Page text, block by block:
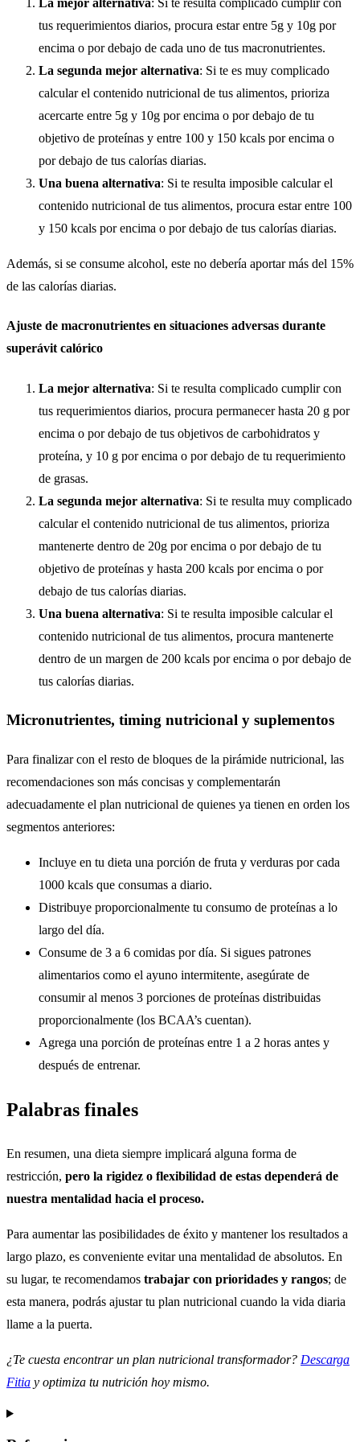
La mejor alternativa: Si te resulta complicado cumplir con
tus requerimientos diarios, procura estar entre 5g y 10g por
encima o por debajo de cada uno de tus macronutrientes.
La segunda mejor alternativa: Si te es muy complicado
calcular el contenido nutricional de tus alimentos, prioriza
acercarte entre 5g y 10g por encima o por debajo de tu
objetivo de proteínas y entre 100 y 150 kcals por encima o
por debajo de tus calorías diarias.
Una buena alternativa: Si te resulta imposible calcular el
contenido nutricional de tus alimentos, procura estar entre 100
y 150 kcals por encima o por debajo de tus calorías diarias.
Además, si se consume alcohol, este no debería aportar más del 15%
de las calorías diarias.
Ajuste de macronutrientes en situaciones adversas durante
superávit calórico
La mejor alternativa: Si te resulta complicado cumplir con
tus requerimientos diarios, procura permanecer hasta 20 g por
encima o por debajo de tus objetivos de carbohidratos y
proteína, y 10 g por encima o por debajo de tu requerimiento
de grasas.
La segunda mejor alternativa: Si te resulta muy complicado
calcular el contenido nutricional de tus alimentos, prioriza
mantenerte dentro de 20g por encima o por debajo de tu
objetivo de proteínas y hasta 200 kcals por encima o por
debajo de tus calorías diarias.
Una buena alternativa: Si te resulta imposible calcular el
contenido nutricional de tus alimentos, procura mantenerte
dentro de un margen de 200 kcals por encima o por debajo de
tus calorías diarias.
Micronutrientes, timing nutricional y suplementos
Para finalizar con el resto de bloques de la pirámide nutricional, las
recomendaciones son más concisas y complementarán
adecuadamente el plan nutricional de quienes ya tienen en orden los
segmentos anteriores:
Incluye en tu dieta una porción de fruta y verduras por cada
1000 kcals que consumas a diario.
Distribuye proporcionalmente tu consumo de proteínas a lo
largo del día.
Consume de 3 a 6 comidas por día. Si sigues patrones
alimentarios como el ayuno intermitente, asegúrate de
consumir al menos 3 porciones de proteínas distribuidas
proporcionalmente (los BCAA’s cuentan).
Agrega una porción de proteínas entre 1 a 2 horas antes y
después de entrenar.
Palabras finales
En resumen, una dieta siempre implicará alguna forma de
restricción, pero la rigidez o flexibilidad de estas dependerá de
nuestra mentalidad hacia el proceso.
Para aumentar las posibilidades de éxito y mantener los resultados a
largo plazo, es conveniente evitar una mentalidad de absolutos. En
su lugar, te recomendamos trabajar con prioridades y rangos; de
esta manera, podrás ajustar tu plan nutricional cuando la vida diaria
llame a la puerta.
¿Te cuesta encontrar un plan nutricional transformador? Descarga
Fitia y optimiza tu nutrición hoy mismo.